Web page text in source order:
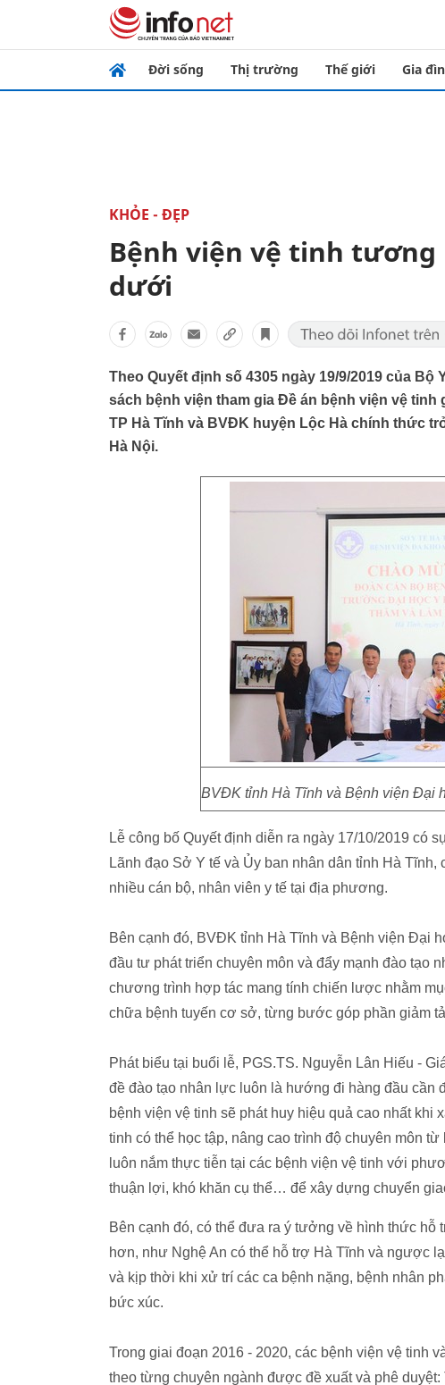
Đời sống Thị trường Thế giới Gia
KHỎE - ĐẸP
Bệnh viện vệ tinh
dưới
Theo Quyết định số 4305 ngày 19/9/2019 của
sách bệnh viện tham gia Đề án bệnh viện vệ tinh
TP Hà Tĩnh và BVĐK huyện Lộc Hà chính thức
Hà Nội.
BVĐK tỉnh Hà Tĩnh và Bệnh viện Đại
Lễ công bố Quyết định diễn ra ngày 17/10/2019 có
Lãnh đạo Sở Y tế và Ủy ban nhân dân tỉnh Hà
nhiều cán bộ, nhân viên y tế tại địa phương.
Bên cạnh đó, BVĐK tỉnh Hà Tĩnh và Bệnh viện Đại
đầu tư phát triển chuyên môn và đẩy mạnh đào
chương trình hợp tác mang tính chiến lược nhằm
chữa bệnh tuyến cơ sở, từng bước góp phần giảm
Phát biểu tại buổi lễ, PGS.TS. Nguyễn Lân Hiếu -
đề đào tạo nhân lực luôn là hướng đi hàng đầu cần
bệnh viện vệ tinh sẽ phát huy hiệu quả cao nhất
tinh có thể học tập, nâng cao trình độ chuyên môn
luôn nắm thực tiễn tại các bệnh viện vệ tinh với
thuận lợi, khó khăn cụ thể… để xây dựng chuyển
Bên cạnh đó, có thể đưa ra ý tưởng về hình thức
hơn, như Nghệ An có thể hỗ trợ Hà Tĩnh và ngược
và kịp thời khi xử trí các ca bệnh nặng, bệnh nhân
bức xúc.
Trong giai đoạn 2016 - 2020, các bệnh viện vệ tinh
theo từng chuyên ngành được đề xuất và phê